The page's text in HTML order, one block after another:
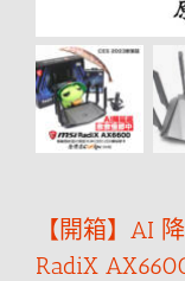
【開箱】AI
RadiX